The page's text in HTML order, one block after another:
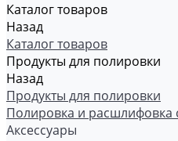
Каталог товаров
Назад
Каталог товаров
Продукты для полировки
Назад
Продукты для полировки
Полировка и расшлифовка
Аксессуары